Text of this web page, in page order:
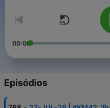
00:00
Episódios